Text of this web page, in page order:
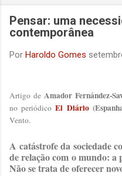
demais para que eu
coisa. Hoje não posso
"Yussuf al-Samary é um
cidade de Gaza, mas que
feita de ripas de madeira e
anteriormente em uma
comprar um sanduích...
Pensar: uma
contemporânea
Por Haroldo Gomes
Artigo de Amador Fernández-
no periódicoEl Diário
Vento.
A catástrofe da sociedade
de relação com o mundo: a
Não se trata de oferecer